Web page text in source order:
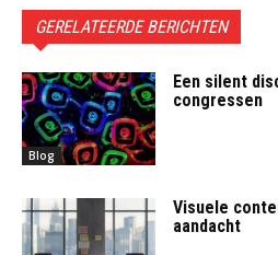
GERELATEERDE BERICHTEN
Blog
Een silent
congressen
Visuele
aandacht